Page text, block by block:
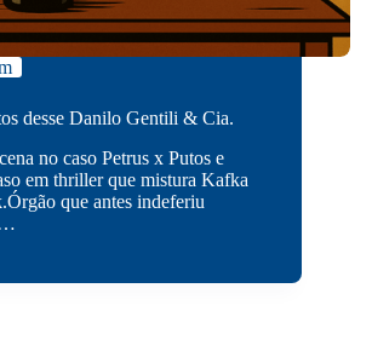
desse Danilo Gentili & Cia.
no caso Petrus x Putos e
em thriller que mistura Kafka
que antes indeferiu